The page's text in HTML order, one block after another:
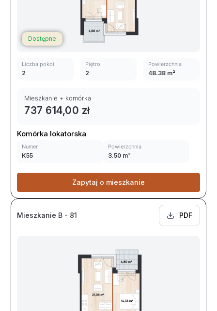
Dostępne
Liczba pokoi
2
Piętro
2
Powierzchnia
48.38 m²
Mieszkanie + komórka
737 614,00 zł
Komórka lokatorska
Numer
K55
Powierzchnia
3.50 m²
Zapytaj o mieszkanie
Mieszkanie B - 81 PDF